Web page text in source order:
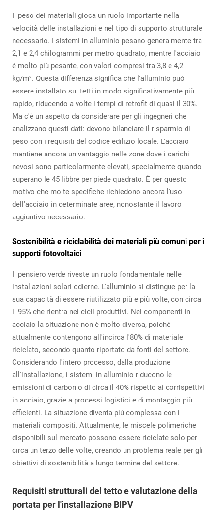
Il peso dei materiali gioca un ruolo importante nella
velocità delle installazioni e nel tipo di supporto strutturale
necessario. I sistemi in alluminio pesano generalmente tra
2,1 e 2,4 chilogrammi per metro quadrato, mentre l'acciaio
è molto più pesante, con valori compresi tra 3,8 e 4,2
kg/m². Questa differenza significa che l'alluminio può
essere installato sui tetti in modo significativamente più
rapido, riducendo a volte i tempi di retrofit di quasi il 30%.
Ma c'è un aspetto da considerare per gli ingegneri che
analizzano questi dati: devono bilanciare il risparmio di
peso con i requisiti del codice edilizio locale. L'acciaio
mantiene ancora un vantaggio nelle zone dove i carichi
nevosi sono particolarmente elevati, specialmente quando
superano le 45 libbre per piede quadrato. È per questo
motivo che molte specifiche richiedono ancora l'uso
dell'acciaio in determinate aree, nonostante il lavoro
aggiuntivo necessario.
Sostenibilità e riciclabilità dei materiali più comuni per i
supporti fotovoltaici
Il pensiero verde riveste un ruolo fondamentale nelle
installazioni solari odierne. L'alluminio si distingue per la
sua capacità di essere riutilizzato più e più volte, con circa
il 95% che rientra nei cicli produttivi. Nei componenti in
acciaio la situazione non è molto diversa, poiché
attualmente contengono all'incirca l'80% di materiale
riciclato, secondo quanto riportato da fonti del settore.
Considerando l'intero processo, dalla produzione
all'installazione, i sistemi in alluminio riducono le
emissioni di carbonio di circa il 40% rispetto ai corrispettivi
in acciaio, grazie a processi logistici e di montaggio più
efficienti. La situazione diventa più complessa con i
materiali compositi. Attualmente, le miscele polimeriche
disponibili sul mercato possono essere riciclate solo per
circa un terzo delle volte, creando un problema reale per gli
obiettivi di sostenibilità a lungo termine del settore.
Requisiti strutturali del tetto e valutazione della
portata per l'installazione BIPV